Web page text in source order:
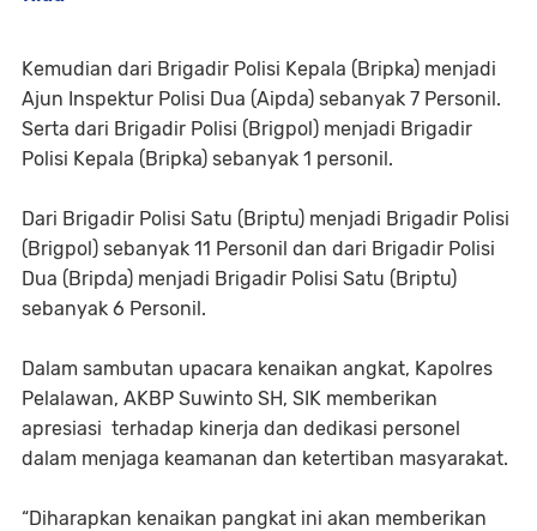
Kemudian dari Brigadir Polisi Kepala (Bripka) menjadi
Ajun Inspektur Polisi Dua (Aipda) sebanyak 7 Personil.
Serta dari Brigadir Polisi (Brigpol) menjadi Brigadir
Polisi Kepala (Bripka) sebanyak 1 personil.
Dari Brigadir Polisi Satu (Briptu) menjadi Brigadir Polisi
(Brigpol) sebanyak 11 Personil dan dari Brigadir Polisi
Dua (Bripda) menjadi Brigadir Polisi Satu (Briptu)
sebanyak 6 Personil.
Dalam sambutan upacara kenaikan angkat, Kapolres
Pelalawan, AKBP Suwinto SH, SIK memberikan
apresiasi terhadap kinerja dan dedikasi personel
dalam menjaga keamanan dan ketertiban masyarakat.
“Diharapkan kenaikan pangkat ini akan memberikan